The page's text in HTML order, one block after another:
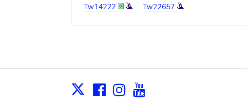
Tw14222
Tw22657
X Facebook
Instagram